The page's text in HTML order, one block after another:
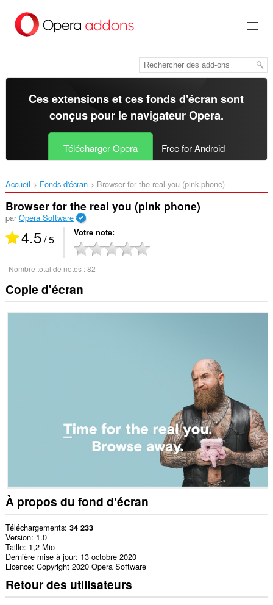
contenu
Ces extensions et ces fonds d'écran sont
conçus pour le navigateur Opera.
Télécharger Opera Free for Android
Accueil Fonds d'écran Browser for the real you (pink phone)‎
Browser for the real you (pink phone)
par Opera Software
4.5/ 5 Votre note
Nombre total de notes :82
Copie d'écran
À propos du fond d'écran
Téléchargements 34 233
Version 1.0
Taille 1,2 Mio
Dernière mise à jour 13 octobre 2020
Licence Copyright 2020 Opera Software
Retour des utilisateurs